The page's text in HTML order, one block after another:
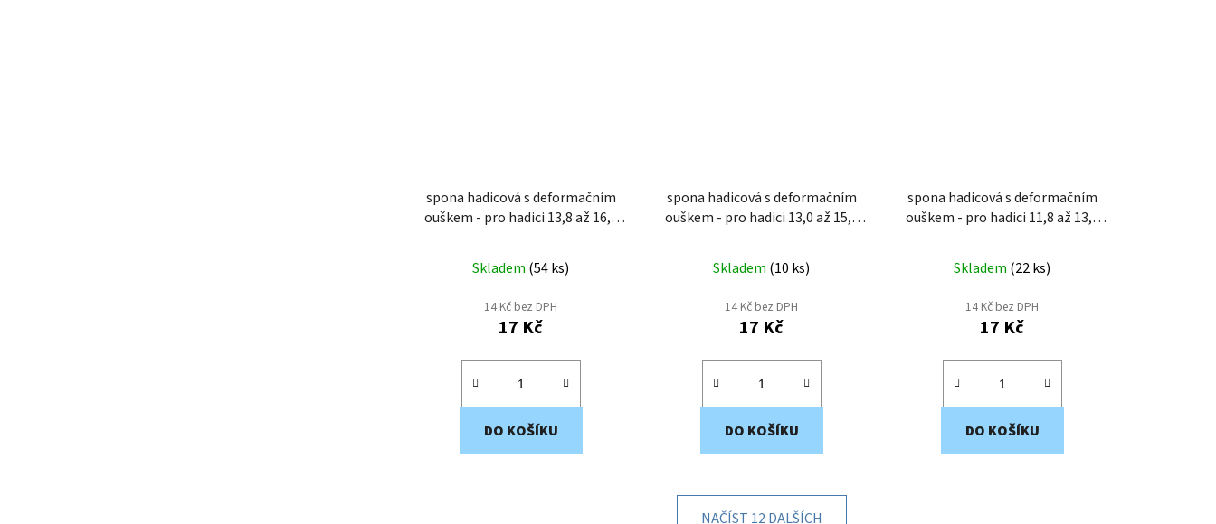
spona hadicová s deformačním
ouškem - pro hadici 13,8 až 16,0
Skladem (54 ks)
14 Kč bez DPH
17 Kč
DO KOŠÍKU
spona hadicová s deformačním
ouškem - pro hadici 13,0 až 15,0
Skladem (10 ks)
14 Kč bez DPH
17 Kč
DO KOŠÍKU
spona hadicová s deformačním
ouškem - pro hadici 11,8 až 13,8
Skladem (22 ks)
14 Kč bez DPH
17 Kč
DO KOŠÍKU
NAČÍST 12 DALŠÍCH